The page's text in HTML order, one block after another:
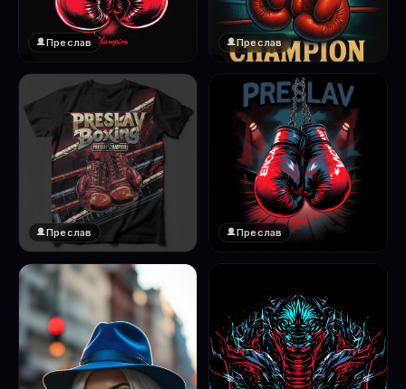
❤️
1
Преслав
❤️
Преслав
Преслав Преслав